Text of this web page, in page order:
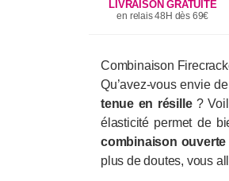
LIVRAISON GRATUITE
en relais 48H dès 69€
Combinaison
Qu’avez-vous envie
tenue en résille?
élasticité permet de
combinaison ouverte
plus de doutes, vous